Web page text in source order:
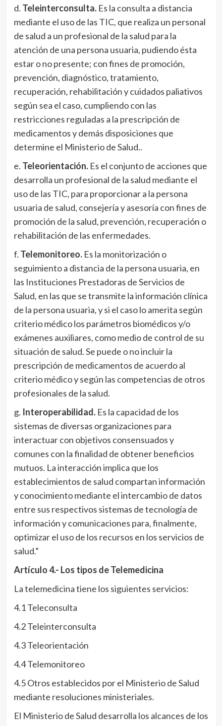
d. Teleinterconsulta.Es la consulta a distancia
mediante el uso de las TIC, que realiza un personal
de salud a un profesional de la salud para la
atención de una persona usuaria, pudiendo ésta
estar o no presente; con fines de promoción,
prevención, diagnóstico, tratamiento,
recuperación, rehabilitación y cuidados paliativos
según sea el caso, cumpliendo con las
restricciones reguladas a la prescripción de
medicamentos y demás disposiciones que
determine el Ministerio de Salud..
e. Teleorientación.Es el conjunto de acciones que
desarrolla un profesional de la salud mediante el
uso de las TIC, para proporcionar a la persona
usuaria de salud, consejería y asesoría con fines de
promoción de la salud, prevención, recuperación o
rehabilitación de las enfermedades.
f. Telemonitoreo.Es la monitorización o
seguimiento a distancia de la persona usuaria, en
las Instituciones Prestadoras de Servicios de
Salud, en las que se transmite la información clínica
de la persona usuaria, y si el caso lo amerita según
criterio médico los parámetros biomédicos y/o
exámenes auxiliares, como medio de control de su
situación de salud. Se puede o no incluir la
prescripción de medicamentos de acuerdo al
criterio médico y según las competencias de otros
profesionales de la salud.
g. Interoperabilidad.Es la capacidad de los
sistemas de diversas organizaciones para
interactuar con objetivos consensuados y
comunes con la finalidad de obtener beneficios
mutuos. La interacción implica que los
establecimientos de salud compartan información
y conocimiento mediante el intercambio de datos
entre sus respectivos sistemas de tecnología de
información y comunicaciones para, finalmente,
optimizar el uso de los recursos en los servicios de
salud.”
Artículo 4.- Los tipos de Telemedicina
La telemedicina tiene los siguientes servicios:
4.1 Teleconsulta
4.2 Teleinterconsulta
4.3 Teleorientación
4.4 Telemonitoreo
4.5 Otros establecidos por el Ministerio de Salud
mediante resoluciones ministeriales.
El Ministerio de Salud desarrolla los alcances de los